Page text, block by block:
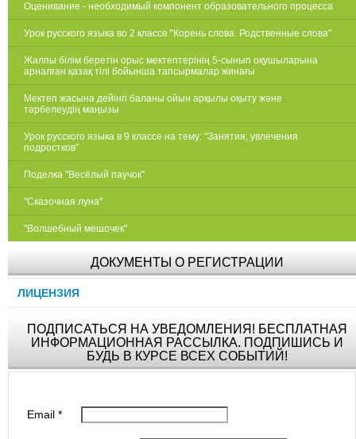
Оценивание - необходимый компонент образовательного процесса
Урок русского языка во 2 классе "Корень слова. Родственные слова"
Жалпы білім беретін орыс мектептерінің 5-сынып оқушыларына
арналған қазақ тілі бойынша тапсырмалар жинағы
Мектеп жасына дейінгі баланы ойын арқылы оқыту және
тәрбелеудің маңызы
Урок русского языка в 9 классе на тему: "Занятия, увлечения
подростков"
Поделка "Весёлый паучок"
"Сказочная луна"
"Волшебный мешочек"
ДОКУМЕНТЫ О РЕГИСТРАЦИИ
ЛИЦЕНЗИЯ
ПОДПИСАТЬСЯ НА УВЕДОМЛЕНИЯ! БЕСПЛАТНАЯ
ИНФОРМАЦИОННАЯ РАССЫЛКА. ПОДПИШИСЬ И
БУДЬ В КУРСЕ ВСЕХ СОБЫТИЙ!
Email*